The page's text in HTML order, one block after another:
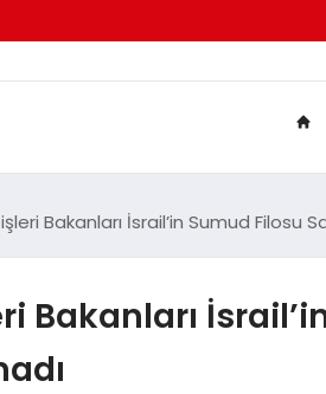
Bakanları İsrail’in Sumud Filosu
Bakanları